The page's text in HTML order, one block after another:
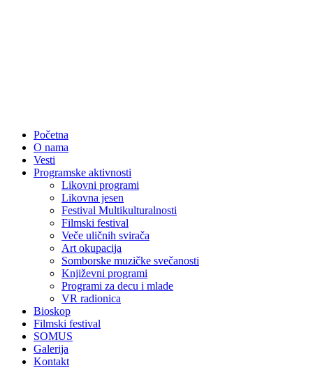
Početna
O nama
Vesti
Programske aktivnosti
Likovni programi
Likovna jesen
Festival Multikulturalnosti
Filmski festival
Veče uličnih svirača
Art okupacija
Somborske muzičke svečanosti
Književni programi
Programi za decu i mlade
VR radionica
Bioskop
Filmski festival
SOMUS
Galerija
Kontakt